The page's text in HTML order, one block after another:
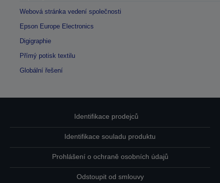
Webová stránka vedení společnosti
Epson Europe Electronics
Digigraphie
Přímý potisk textilu
Globální řešení
Identifikace prodejců
Identifikace souladu produktu
Prohlášení o ochraně osobních údajů
Odstoupit od smlouvy